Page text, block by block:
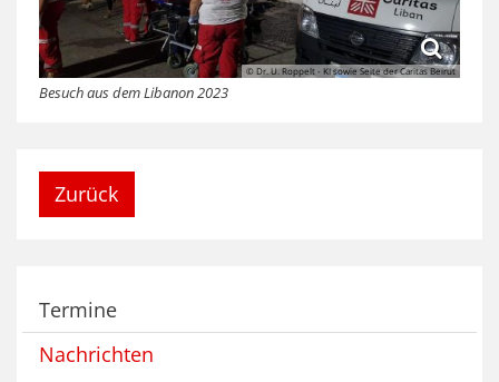
© Dr. U. Roppelt - KI sowie Seite der Caritas Beirut
Besuch aus dem Libanon 2023
Zurück
Termine
Nachrichten